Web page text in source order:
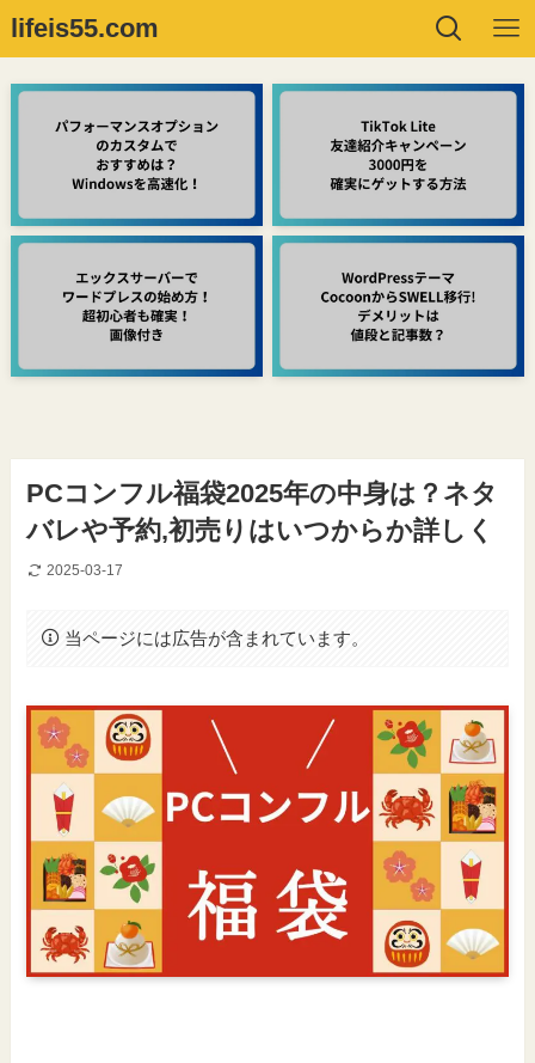
lifeis55.com
PCコンフル福袋2025年の中身は？ネタ
バレや予約,初売りはいつからか詳しく
2025-03-17
当ページには広告が含まれています。